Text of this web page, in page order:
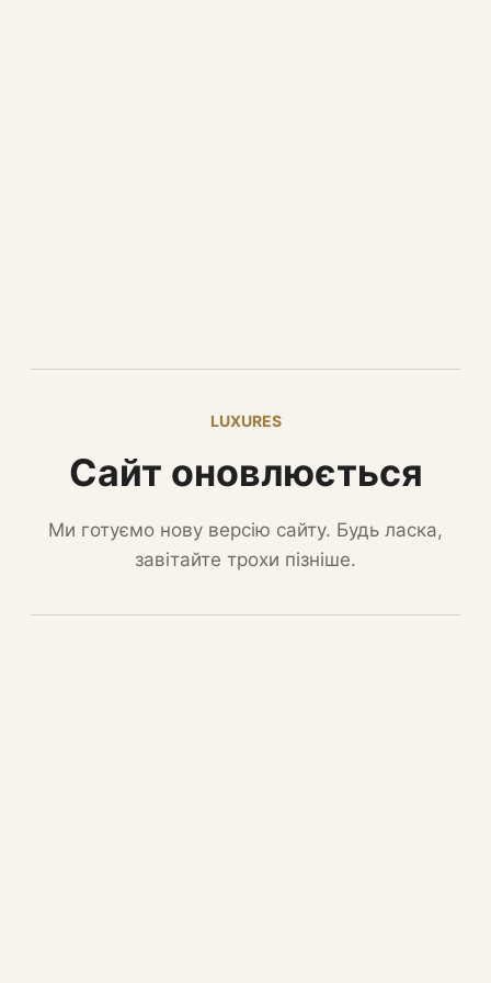
LUXURES
Сайт оновлюється
Ми готуємо нову версію сайту. Будь ласка,
завітайте трохи пізніше.